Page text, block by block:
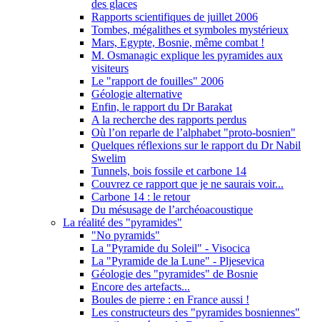
des glaces
Rapports scientifiques de juillet 2006
Tombes, mégalithes et symboles mystérieux
Mars, Egypte, Bosnie, même combat !
M. Osmanagic explique les pyramides aux
visiteurs
Le "rapport de fouilles" 2006
Géologie alternative
Enfin, le rapport du Dr Barakat
A la recherche des rapports perdus
Où l’on reparle de l’alphabet "proto-bosnien"
Quelques réflexions sur le rapport du Dr Nabil
Swelim
Tunnels, bois fossile et carbone 14
Couvrez ce rapport que je ne saurais voir...
Carbone 14 : le retour
Du mésusage de l’archéoacoustique
La réalité des "pyramides"
"No pyramids"
La "Pyramide du Soleil" - Visocica
La "Pyramide de la Lune" - Pljesevica
Géologie des "pyramides" de Bosnie
Encore des artefacts...
Boules de pierre : en France aussi !
Les constructeurs des "pyramides bosniennes"